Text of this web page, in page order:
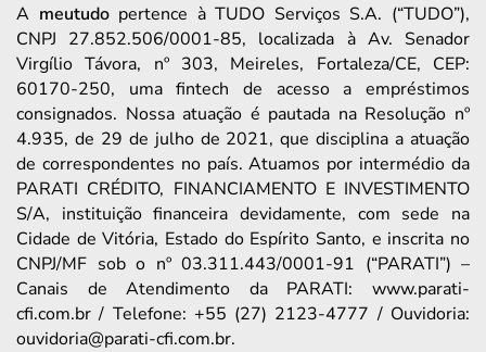
A meutudopertence à TUDO Serviços S.A. (“TUDO”),
CNPJ 27.852.506/0001-85, localizada à Av. Senador
Virgílio Távora, nº 303, Meireles, Fortaleza/CE, CEP:
60170-250, uma fintech de acesso a empréstimos
consignados. Nossa atuação é pautada na Resolução nº
4.935, de 29 de julho de 2021, que disciplina a atuação
de correspondentes no país. Atuamos por intermédio da
PARATI CRÉDITO, FINANCIAMENTO E INVESTIMENTO
S/A, instituição financeira devidamente, com sede na
Cidade de Vitória, Estado do Espírito Santo, e inscrita no
CNPJ/MF sob o nº 03.311.443/0001-91 (“PARATI”) –
Canais de Atendimento da PARATI: www.parati-
cfi.com.br / Telefone: +55 (27) 2123-4777 / Ouvidoria:
ouvidoria@parati-cfi.com.br.